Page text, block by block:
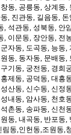
동, 공릉동, 상계동
, 진관동, 길음동,
, 석관동, 성북동, 안
, 이문동, 장안동, 전
자동, 도곡동, 능동
동, 동자동, 문배동,
기동, 궁전동, 경희
제동, 공덕동, 대흥
산동, 신수동, 신정
내동, 암사동, 천호
촌동, 송파동, 신천
동, 내곡동, 반포동
동,인헌동,조원동,